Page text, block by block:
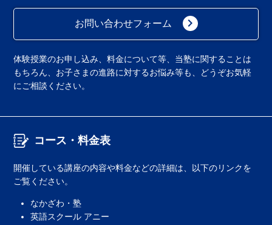
お問い合わせフォーム keyboard_arrow_right
体験授業のお申し込み、料金について等、当塾に関することは
もちろん、お子さまの進路に対するお悩み等も、どうぞお気軽
にご相談ください。
コース・料金表
開催している講座の内容や料金などの詳細は、以下のリンクを
ご覧ください。
なかざわ・塾
英語スクール アニー